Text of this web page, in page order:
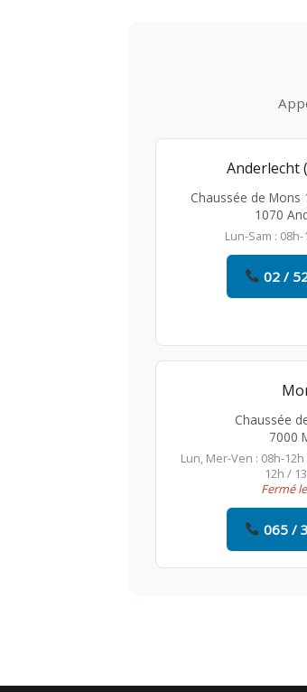
Anderlecht
Chaussée de Mons
1070
Lun-Sam :
02 /
Chaussée
7000
Lun, Mer-Ven : 08h-12h
12h /
Fermé
065 /